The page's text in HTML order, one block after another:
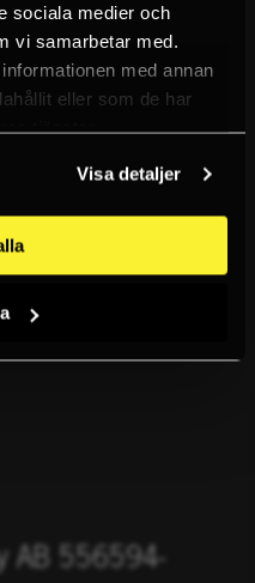
sociala medier och
vi samarbetar med.
med annan
eller som de har
tjänster.
Visa detaljer
AB 556594-